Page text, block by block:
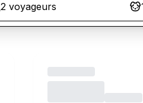
2 voyageurs